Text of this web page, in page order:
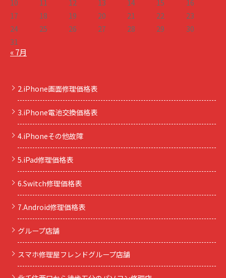
10
11 12 13 14 15
16
17
18 19 20 21 22
23
24
25 26 27 28 29
30
31
« 7月
2.iPhone画面修理価格表
3.iPhone電池交換価格表
4.iPhoneその他故障
5.iPad修理価格表
6.Switch修理価格表
7.Android修理価格表
グループ店舗
スマホ修理屋フレンドグループ店舗